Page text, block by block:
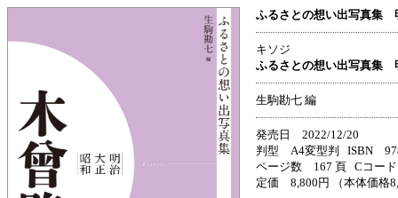
ふるさとの想い出写真集
キソジ
ふるさとの想い出写真集
生駒勘七 編
発売日 2022/12/20
判型 A4変型判 ISBN
ページ数 167 頁 Cコー
定価 8,800円 （本体価格